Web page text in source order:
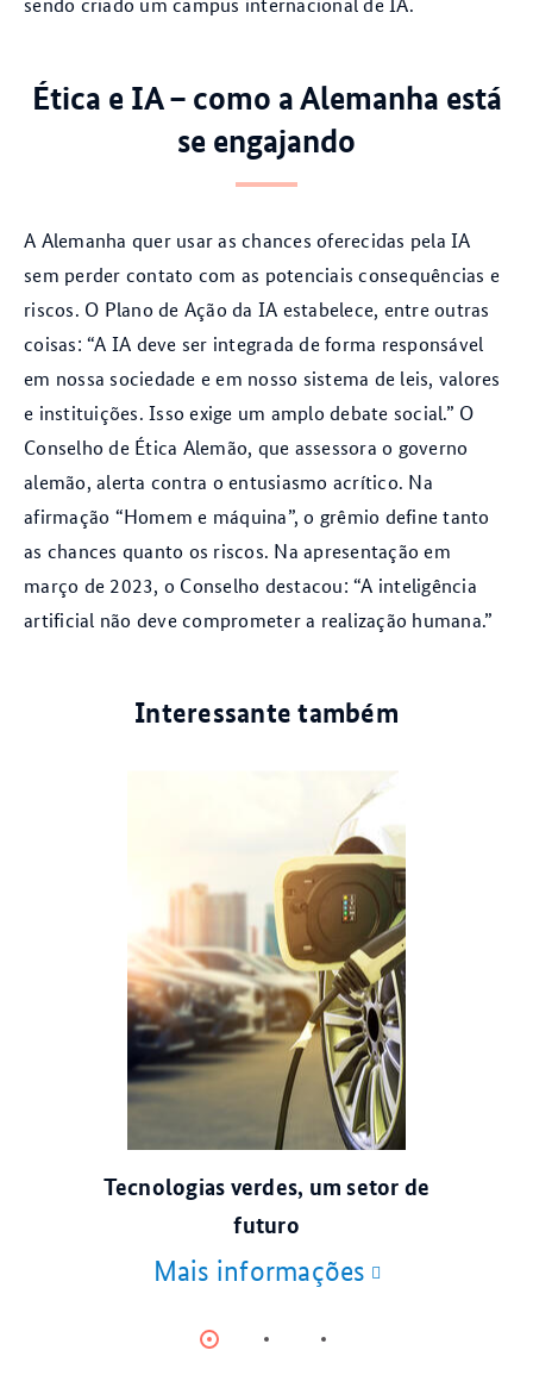
Ética e IA – como a Alemanha está
se engajando
A Alemanha quer usar as chances oferecidas pela IA
sem perder contato com as potenciais consequências e
riscos. O Plano de Ação da IA estabelece, entre outras
coisas: “A IA deve ser integrada de forma responsável
em nossa sociedade e em nosso sistema de leis, valores
e instituições. Isso exige um amplo debate social.” O
Conselho de Ética Alemão, que assessora o governo
alemão, alerta contra o entusiasmo acrítico. Na
afirmação “Homem e máquina”, o grêmio define tanto
as chances quanto os riscos. Na apresentação em
março de 2023, o Conselho destacou: “A inteligência
artificial não deve comprometer a realização humana.”
Interessante também
Tecnologias verdes, um setor de
futuro
Mais informações